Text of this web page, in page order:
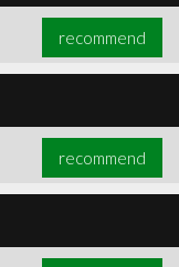
recommend
recommend